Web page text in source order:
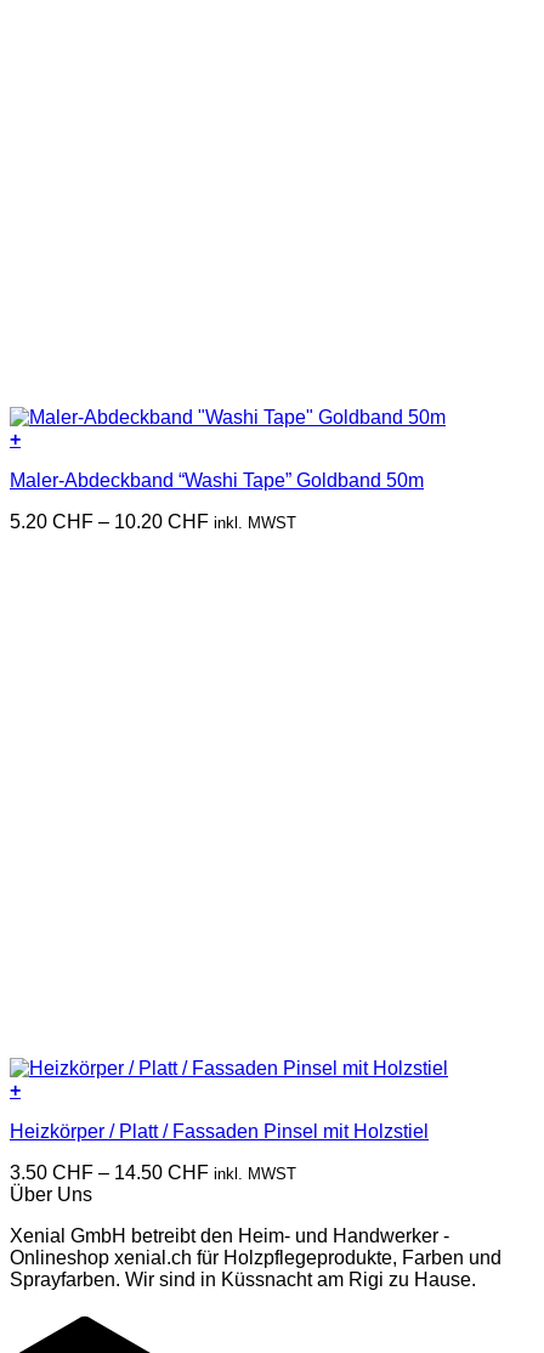
+
Produkt
mehrere
Maler-Abdeckband “Washi Tape” Goldband 50m
5.20 CHF – 10.20 CHFPreisspanne:
inkl. MWST
+
Produkt
mehrere
Varianten
Die
Optionen
können
Heizkörper / Platt / Fassaden Pinsel mit Holzstiel
3.50 CHF – 14.50 CHFPreisspanne:
14.50 CHF
inkl. MWST
Über Uns
Xenial GmbH betreibt den Heim- und Handwerker -
Onlineshop xenial.ch für Holzpflegeprodukte, Farben und
Sprayfarben. Wir sind in Küssnacht am Rigi zu Hause.